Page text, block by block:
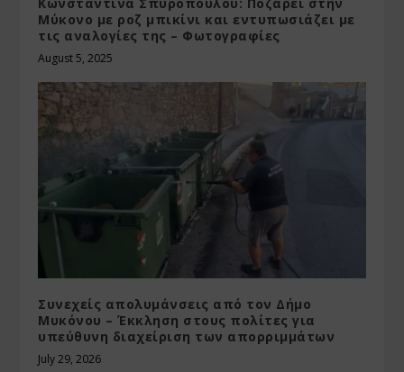
Μύκονο με ροζ μπικίνι και εντυπωσιάζει με
τις αναλογίες της – Φωτογραφίες
August 5, 2025
Συνεχείς απολυμάνσεις από τον Δήμο
Μυκόνου – Έκκληση στους πολίτες για
υπεύθυνη διαχείριση των απορριμμάτων
July 29, 2026